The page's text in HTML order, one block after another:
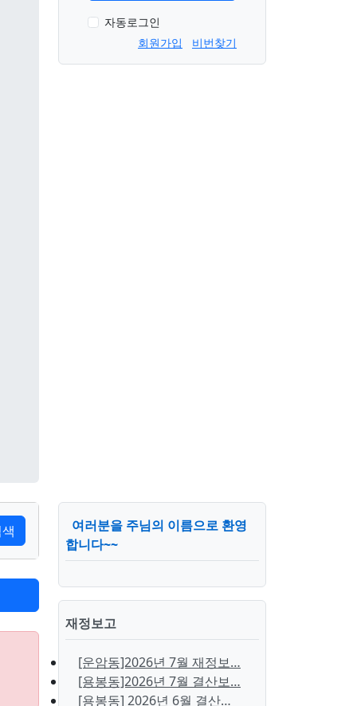
자동로그인
회원가입
비번찾기
여러분을 주님의 이름으로 환영
합니다~~
재정보고
[운암동]2026년 7월 재정보…
[용봉동]2026년 7월 결산보…
[용봉동] 2026년 6월 결산…